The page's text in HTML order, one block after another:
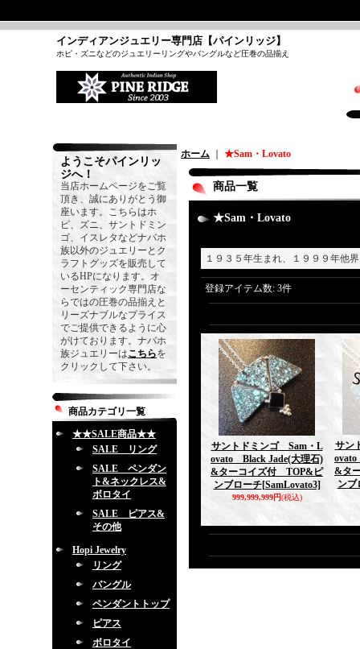
インディアンジュエリー専門店【パインリッジ】
ホピ・ズニなどのジュエリーリングやバングルなど圧巻の品揃え
ようこそパインリッ
ジへ！
当店ホームページをご覧
頂き、誠にありがとう御
座います。こちらはホ
ピ、ズニ、サントドミン
ゴ、イスレタなどナバホ
族以外のジュエリーとク
ラフトグッズを販売して
いるHPになります。オ
ーセンティック専門店な
らではの圧巻の品揃えと
リーズナブルなプライス
でご提供できるように心
がけております。ナバホ
族ジュエリーはこちらを
クリックして下さい。
商品カテゴリ一覧
★★SALE商品★★
SALE リング
SALE ペンダン
ト&ネックレス&
ボロタイ
SALE ピアス&
その他
Hopi Jewelry
リング
バングル
ペンダントトップ
ピアス
ボロタイ
ホーム ★Sam・Lovato
商品一覧
★Sam・Lovato
１９３５年生まれ、１９９９年他
登録アイテム数: 3件
サントドミンゴ Sam・L
ovato Black Jade(大理石)
&ターコイズ付 TOP&ピ
ンブローチ[SamLovato3]
999,999,999円(税込)
サン
&タ
ンブ